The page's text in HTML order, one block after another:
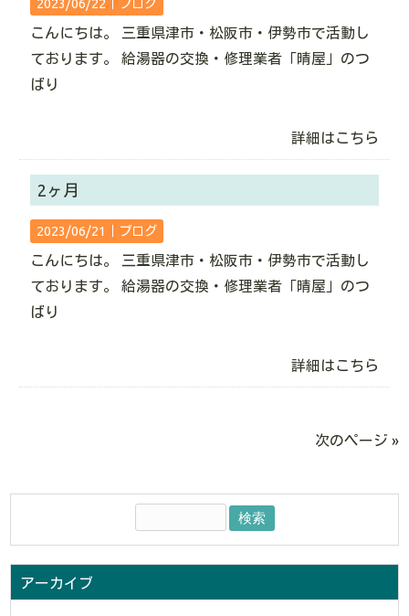
2023/06/22｜ ブログ
こんにちは。 三重県津市・松阪市・伊勢市で活動し
ております。 給湯器の交換・修理業者「晴屋」のつ
ばり
詳細はこちら
2ヶ月
2023/06/21｜ ブログ
こんにちは。 三重県津市・松阪市・伊勢市で活動し
ております。 給湯器の交換・修理業者「晴屋」のつ
ばり
詳細はこちら
次のページ »
アーカイブ